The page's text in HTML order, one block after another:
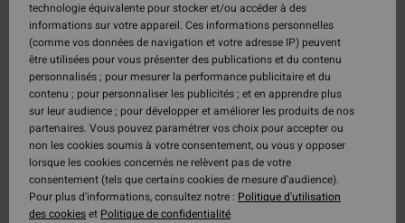
technologie équivalente pour stocker et/ou accéder à des
informations sur votre appareil. Ces informations personnelles
(comme vos données de navigation et votre adresse IP) peuvent
être utilisées pour vous présenter des publications et du contenu
personnalisés ; pour mesurer la performance publicitaire et du
contenu ; pour personnaliser les publicités ; et en apprendre plus
sur leur audience ; pour développer et améliorer les produits de nos
partenaires. Vous pouvez paramétrer vos choix pour accepter ou
non les cookies soumis à votre consentement, ou vous y opposer
lorsque les cookies concernés ne relèvent pas de votre
consentement (tels que certains cookies de mesure d’audience).
Pour plus d'informations, consultez notre : Politique d'utilisation
des cookieset Politique de confidentialité